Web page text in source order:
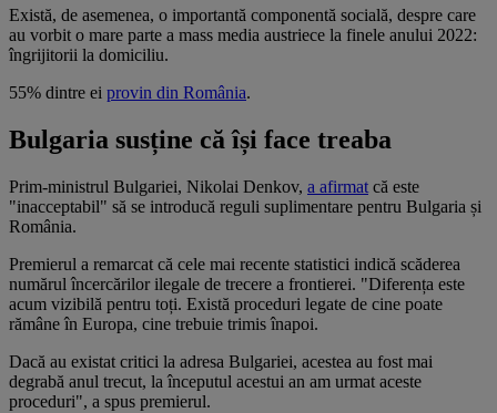
Există, de asemenea, o importantă componentă socială, despre care
au vorbit o mare parte a mass media austriece la finele anului 2022:
îngrijitorii la domiciliu.
55% dintre ei provin din România.
Bulgaria susține că își face treaba
Prim-ministrul Bulgariei, Nikolai Denkov, a afirmat că este
"inacceptabil" să se introducă reguli suplimentare pentru Bulgaria și
România.
Premierul a remarcat că cele mai recente statistici indică scăderea
numărul încercărilor ilegale de trecere a frontierei. "Diferența este
acum vizibilă pentru toți. Există proceduri legate de cine poate
rămâne în Europa, cine trebuie trimis înapoi.
Dacă au existat critici la adresa Bulgariei, acestea au fost mai
degrabă anul trecut, la începutul acestui an am urmat aceste
proceduri", a spus premierul.